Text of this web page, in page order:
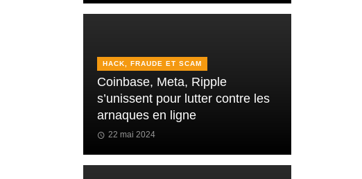
HACK, FRAUDE ET SCAM
Coinbase, Meta, Ripple
s’unissent pour lutter contre les
arnaques en ligne
22 mai 2024